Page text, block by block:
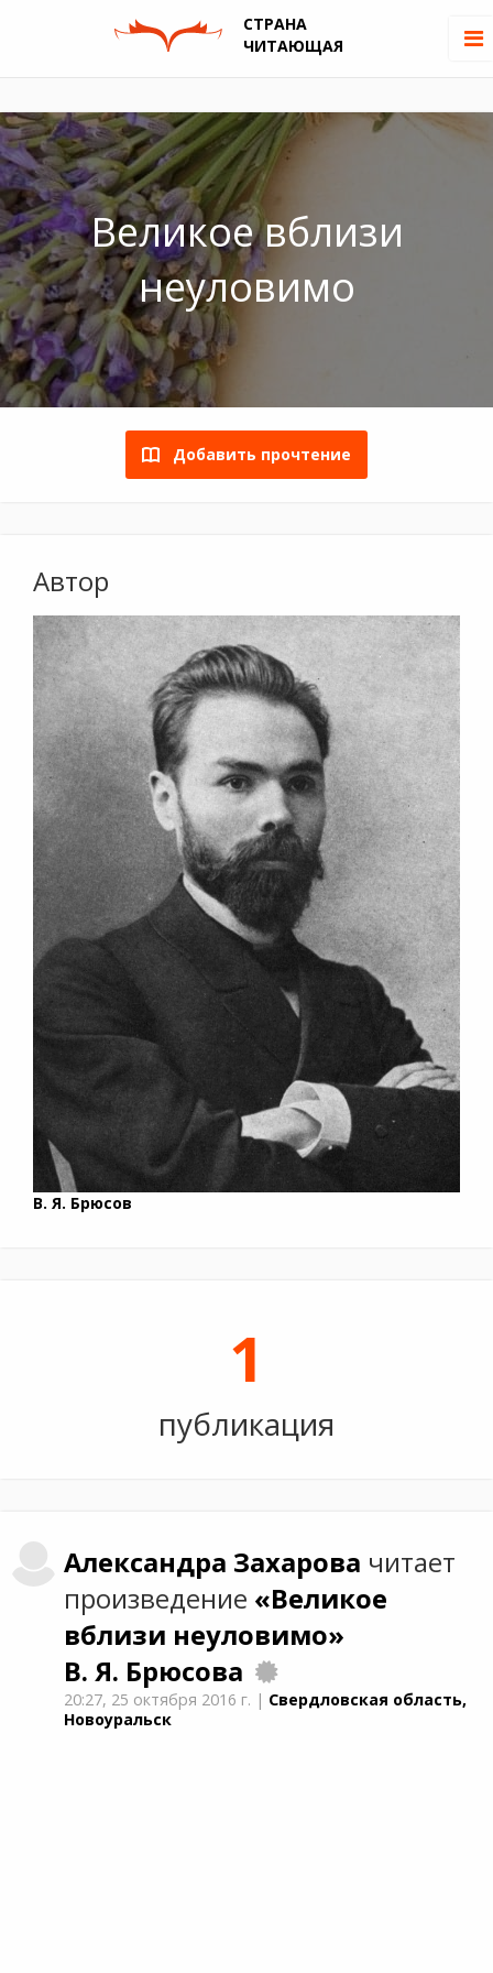
СТРАНА
ЧИТАЮЩАЯ
Великое вблизи
неуловимо
Добавить прочтение
Автор
В. Я. Брюсов
1
публикация
Александра Захарова читает
произведение «Великое
вблизи неуловимо»
В. Я. Брюсова
20:27, 25 октября 2016 г. | Свердловская область,
Новоуральск